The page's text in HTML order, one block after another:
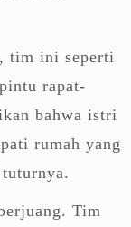
tim ini seperti
rapat-
bahwa istri
rumah yang
Tim